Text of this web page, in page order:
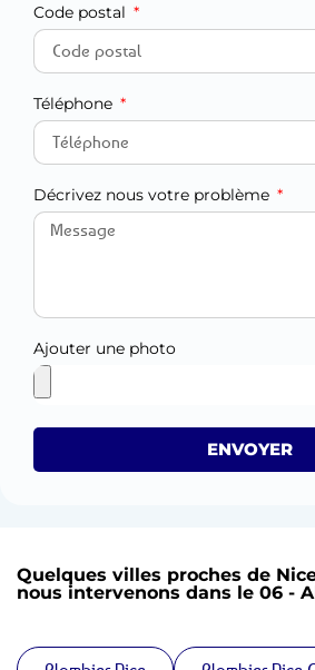
Code postal
Téléphone
Décrivez nous votre problème
Ajouter une photo
ENVOYER
Quelques villes proches de
nous intervenons dans le 06 -